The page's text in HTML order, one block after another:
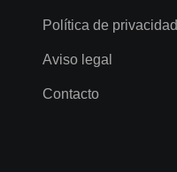
Política de privacidad
Aviso legal
Contacto